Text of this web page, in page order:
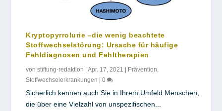
Kryptopyrrolurie –die wenig beachtete
Stoffwechselstörung: Ursache für häufige
Fehldiagnosen und Fehltherapien
vonstiftung-redaktion |Apr. 17, 2021 Prävention,
Stoffwechselerkrankungen
|0
Sicherlich kennen auch Sie in Ihrem Umfeld Menschen,
die über eine Vielzahl von unspezifischen...